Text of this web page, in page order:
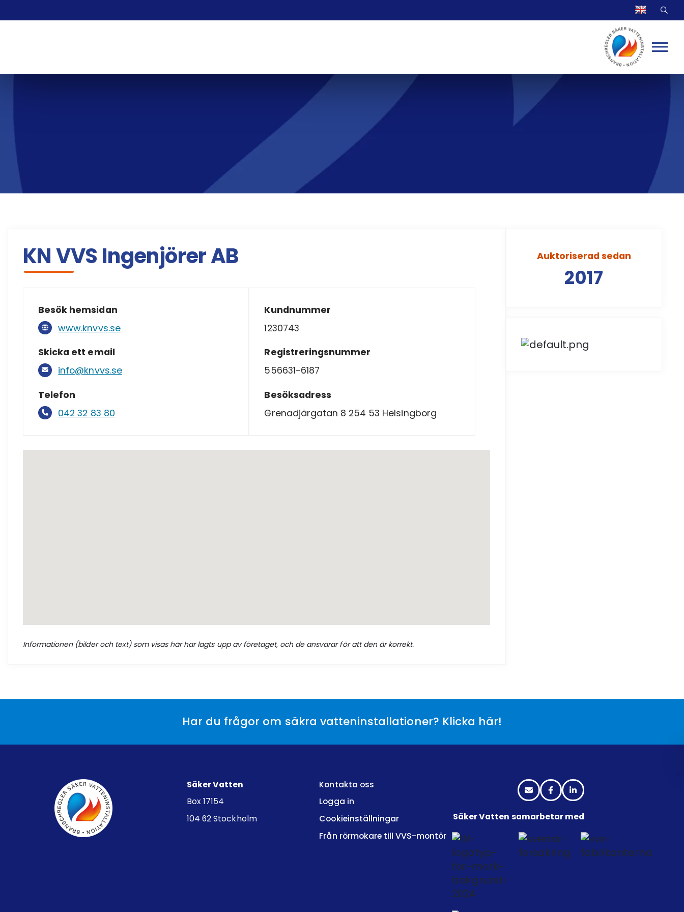
KN VVS Ingenjörer AB
Besök hemsidan
www.knvvs.se
Skicka ett email
info@knvvs.se
Telefon
042 32 83 80
Kundnummer
1230743
Registreringsnummer
556631-6187
Besöksadress
Grenadjärgatan 8 254 53 Helsingborg
Informationen (bilder och text) som visas här har lagts upp av företaget, och de ansvarar för att den är korrekt.
Auktoriserad sedan
2017
Har du frågor om säkra vatteninstallationer? Klicka här!
Säker Vatten
Box 17154
104 62 Stockholm
Kontakta oss
Logga in
Cookieinställningar
Från rörmokare till VVS-montör
Säker Vatten samarbetar med